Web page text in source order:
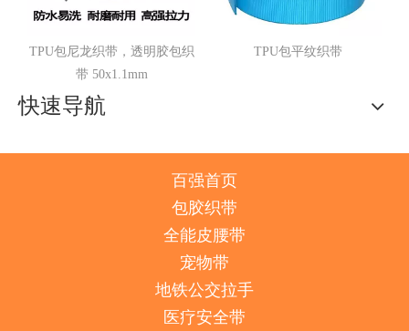
TPU包尼龙织带，透明胶包织
带 50x1.1mm
TPU包平纹织带
快速导航
百强首页
包胶织带
全能皮腰带
宠物带
地铁公交拉手
医疗安全带